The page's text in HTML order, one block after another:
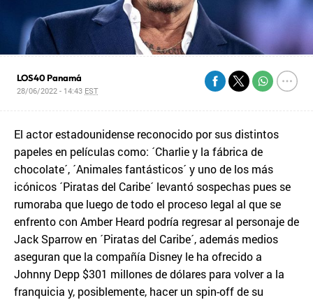
LOS40 Panamá
28/06/2022 - 14:43 EST
El actor estadounidense reconocido por sus distintos
papeles en películas como: ´Charlie y la fábrica de
chocolate´, ´Animales fantásticos´ y uno de los más
icónicos ´Piratas del Caribe´ levantó sospechas pues se
rumoraba que luego de todo el proceso legal al que se
enfrento con Amber Heard podría regresar al personaje de
Jack Sparrow en ´Piratas del Caribe´, además medios
aseguran que la compañía Disney le ha ofrecido a
Johnny Depp $301 millones de dólares para volver a la
franquicia y, posiblemente, hacer un spin-off de su